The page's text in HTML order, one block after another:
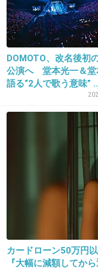
15. 匿名 2016/01/06(水) 13:48:33
本当のファンだ
16. 匿名2016/01/06(水) 13:48:35
DOMOTO、改名後初
公演へ 堂本光一＆堂
語る“2人で歌う意味”
カードローン50万円
『大幅に減額してか